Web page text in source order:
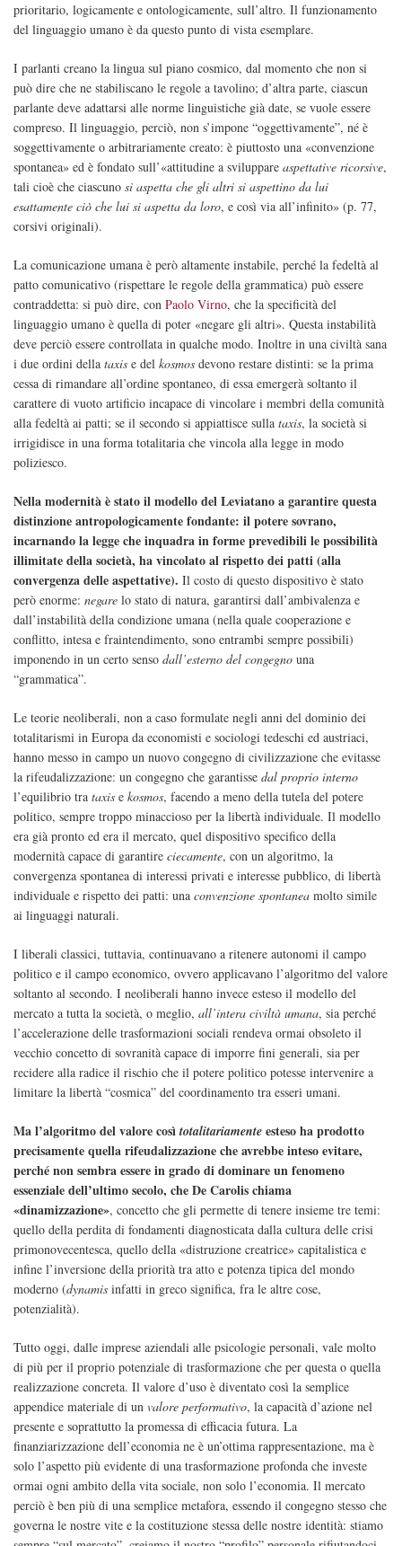
prioritario, logicamente e ontologicamente, sull’altro. Il funzionamento
del linguaggio umano è da questo punto di vista esemplare.
I parlanti creano la lingua sul piano cosmico, dal momento che non si
può dire che ne stabiliscano le regole a tavolino; d’altra parte, ciascun
parlante deve adattarsi alle norme linguistiche già date, se vuole essere
compreso. Il linguaggio, perciò, non s’impone “oggettivamente”, né è
soggettivamente o arbitrariamente creato: è piuttosto una «convenzione
spontanea» ed è fondato sull’«attitudine a sviluppare aspettative ricorsive,
tali cioè che ciascuno si aspetta che gli altri si aspettino da lui
esattamente ciò che lui si aspetta da loro, e così via all’infinito» (p. 77,
corsivi originali).
La comunicazione umana è però altamente instabile, perché la fedeltà al
patto comunicativo (rispettare le regole della grammatica) può essere
contraddetta: si può dire, con Paolo Virno, che la specificità del
linguaggio umano è quella di poter «negare gli altri». Questa instabilità
deve perciò essere controllata in qualche modo. Inoltre in una civiltà sana
i due ordini della taxis e del kosmos devono restare distinti: se la prima
cessa di rimandare all’ordine spontaneo, di essa emergerà soltanto il
carattere di vuoto artificio incapace di vincolare i membri della comunità
alla fedeltà ai patti; se il secondo si appiattisce sulla taxis, la società si
irrigidisce in una forma totalitaria che vincola alla legge in modo
poliziesco.
Nella modernità è stato il modello del Leviatano a garantire questa
distinzione antropologicamente fondante: il potere sovrano,
incarnando la legge che inquadra in forme prevedibili le possibilità
illimitate della società, ha vincolato al rispetto dei patti (alla
convergenza delle aspettative). Il costo di questo dispositivo è stato
però enorme: negare lo stato di natura, garantirsi dall’ambivalenza e
dall’instabilità della condizione umana (nella quale cooperazione e
conflitto, intesa e fraintendimento, sono entrambi sempre possibili)
imponendo in un certo senso dall’esterno del congegno una
“grammatica”.
Le teorie neoliberali, non a caso formulate negli anni del dominio dei
totalitarismi in Europa da economisti e sociologi tedeschi ed austriaci,
hanno messo in campo un nuovo congegno di civilizzazione che evitasse
la rifeudalizzazione: un congegno che garantisse dal proprio interno
l’equilibrio tra taxis e kosmos, facendo a meno della tutela del potere
politico, sempre troppo minaccioso per la libertà individuale. Il modello
era già pronto ed era il mercato, quel dispositivo specifico della
modernità capace di garantire ciecamente, con un algoritmo, la
convergenza spontanea di interessi privati e interesse pubblico, di libertà
individuale e rispetto dei patti: una convenzione spontanea molto simile
ai linguaggi naturali.
I liberali classici, tuttavia, continuavano a ritenere autonomi il campo
politico e il campo economico, ovvero applicavano l’algoritmo del valore
soltanto al secondo. I neoliberali hanno invece esteso il modello del
mercato a tutta la società, o meglio, all’intera civiltà umana, sia perché
l’accelerazione delle trasformazioni sociali rendeva ormai obsoleto il
vecchio concetto di sovranità capace di imporre fini generali, sia per
recidere alla radice il rischio che il potere politico potesse intervenire a
limitare la libertà “cosmica” del coordinamento tra esseri umani.
Ma l’algoritmo del valore così totalitariamente esteso ha prodotto
precisamente quella rifeudalizzazione che avrebbe inteso evitare,
perché non sembra essere in grado di dominare un fenomeno
essenziale dell’ultimo secolo, che De Carolis chiama
«dinamizzazione», concetto che gli permette di tenere insieme tre temi:
quello della perdita di fondamenti diagnosticata dalla cultura delle crisi
primonovecentesca, quello della «distruzione creatrice» capitalistica e
infine l’inversione della priorità tra atto e potenza tipica del mondo
moderno (dynamis infatti in greco significa, fra le altre cose,
potenzialità).
Tutto oggi, dalle imprese aziendali alle psicologie personali, vale molto
di più per il proprio potenziale di trasformazione che per questa o quella
realizzazione concreta. Il valore d’uso è diventato così la semplice
appendice materiale di un valore performativo, la capacità d’azione nel
presente e soprattutto la promessa di efficacia futura. La
finanziarizzazione dell’economia ne è un’ottima rappresentazione, ma è
solo l’aspetto più evidente di una trasformazione profonda che investe
ormai ogni ambito della vita sociale, non solo l’economia. Il mercato
perciò è ben più di una semplice metafora, essendo il congegno stesso che
governa le nostre vite e la costituzione stessa delle nostre identità: stiamo